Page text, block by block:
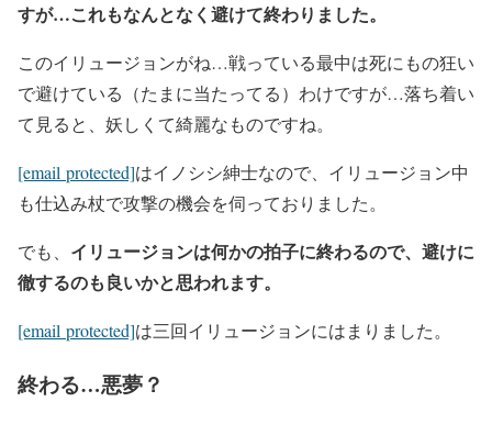
すが…これもなんとなく避けて終わりました。
このイリュージョンがね…戦っている最中は死にもの狂い
で避けている（たまに当たってる）わけですが…落ち着い
て見ると、妖しくて綺麗なものですね。
[email protected]はイノシシ紳士なので、イリュージョン中
も仕込み杖で攻撃の機会を伺っておりました。
でも、 イリュージョンは何かの拍子に終わるので、避けに
徹するのも良いかと思われます。
[email protected]は三回イリュージョンにはまりました。
終わる…悪夢？